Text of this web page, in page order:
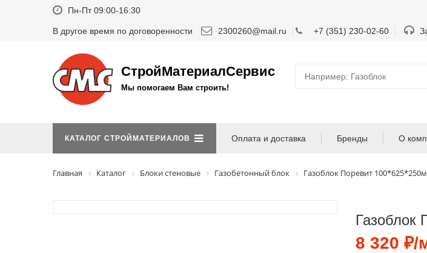
Пн-Пт 09:00-16:30
В другое время по договоренности 2300260@mail.ru +7 (351) 230-02-60
СтройМатериалСервис
Мы помогаем Вам строить!
КАТАЛОГ СТРОЙМАТЕРИАЛОВ Оплата и доставка Бренды О
Главная Каталог Блоки стеновые Газобетонный блок Газоблок Поревит
Газоблок
8 320 ₽/